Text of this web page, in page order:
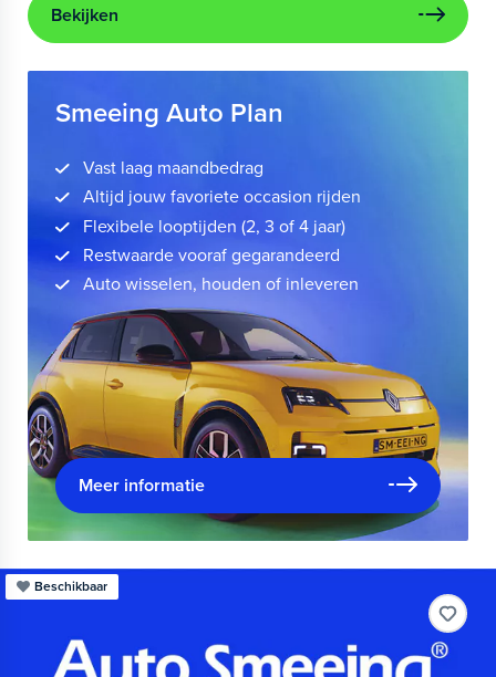
Bekijken
Smeeing Auto Plan
Vast laag maandbedrag
Altijd jouw favoriete occasion rijden
Flexibele looptijden (2, 3 of 4 jaar)
Restwaarde vooraf gegarandeerd
Auto wisselen, houden of inleveren
Meer informatie
Beschikbaar